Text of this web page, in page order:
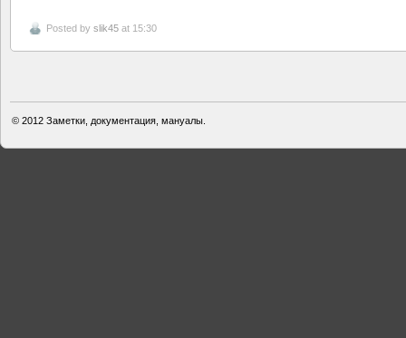
Posted by slik45 at 15:30
© 2012 Заметки, документация, мануалы.